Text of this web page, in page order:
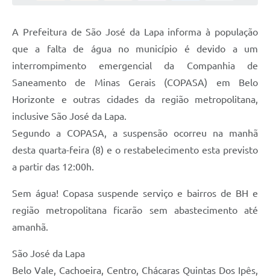
A Prefeitura de São José da Lapa informa à população
que a falta de água no município é devido a um
interrompimento emergencial da Companhia de
Saneamento de Minas Gerais (COPASA) em Belo
Horizonte e outras cidades da região metropolitana,
inclusive São José da Lapa.
Segundo a COPASA, a suspensão ocorreu na manhã
desta quarta-feira (8) e o restabelecimento esta previsto
a partir das 12:00h.
Sem água! Copasa suspende serviço e bairros de BH e
região metropolitana ficarão sem abastecimento até
amanhã.
São José da Lapa
Belo Vale, Cachoeira, Centro, Chácaras Quintas Dos Ipês,